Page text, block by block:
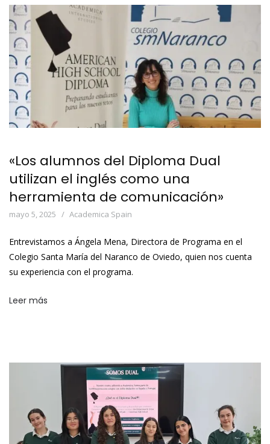
«Los alumnos del Diploma Dual
utilizan el inglés como una
herramienta de comunicación»
mayo 5, 2025 Academica Spain
Entrevistamos a Ángela Mena, Directora de Programa en el
Colegio Santa María del Naranco de Oviedo, quien nos cuenta
su experiencia con el programa.
Leer más